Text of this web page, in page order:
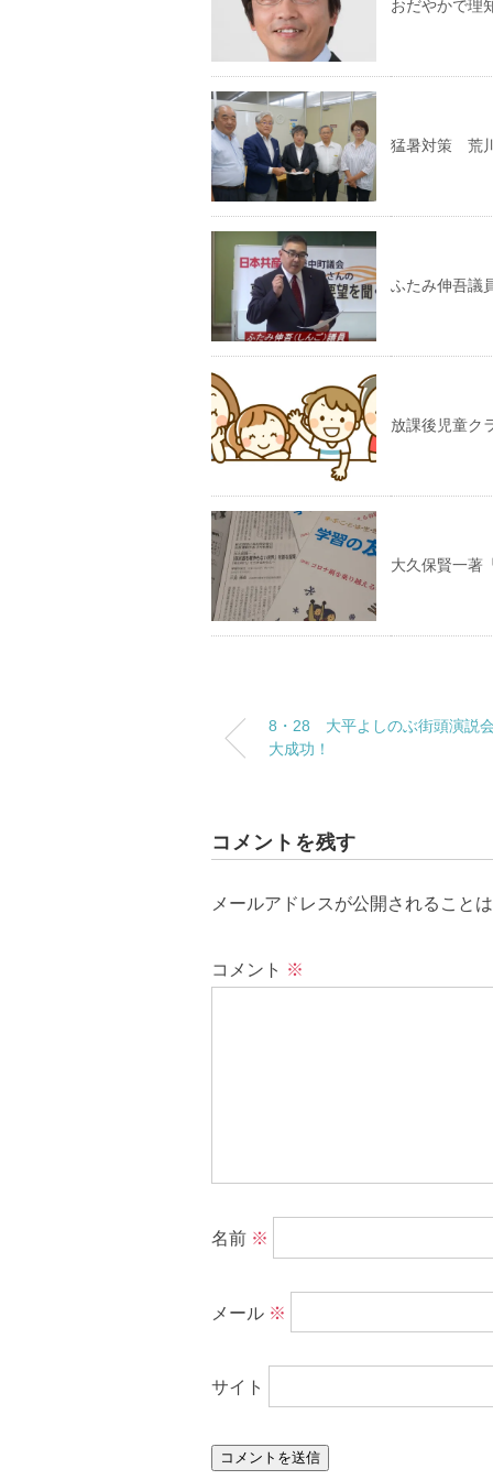
おだやかで理
猛暑対策 荒
ふたみ伸吾議
放課後児童
大久保賢一著
8・28 大平よしのぶ街頭演
大成功！
コメントを残す
メールアドレスが公開されること
コメント ※
名前 ※
メール ※
サイト